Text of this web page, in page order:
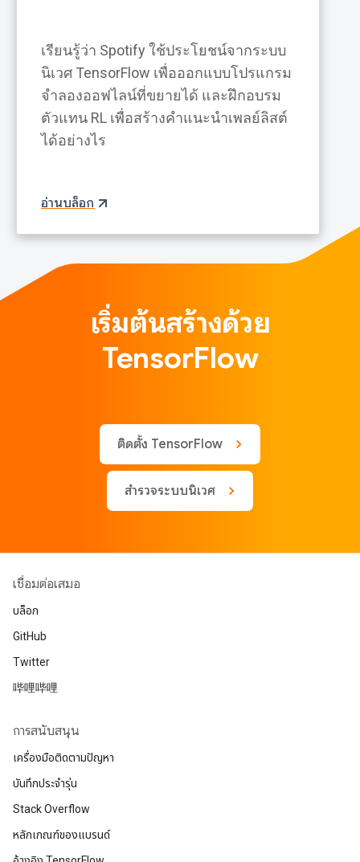
เรียนรู้ว่า Spotify ใช้ประโยชน์จากระบบ
นิเวศ TensorFlow เพื่อออกแบบโปรแกรม
จำลองออฟไลน์ที่ขยายได้ และฝึกอบรม
ตัวแทน RL เพื่อสร้างคำแนะนำเพลย์ลิสต์
ได้อย่างไร
อ่านบล็อก
เริ่มต้นสร้างด้วย
TensorFlow
ติดตั้ง TensorFlow
สำรวจระบบนิเวศ
เชื่อมต่อเสมอ
บล็อก
GitHub
Twitter
哔哩哔哩
การสนับสนุน
เครื่องมือติดตามปัญหา
บันทึกประจำรุ่น
Stack Overflow
หลักเกณฑ์ของแบรนด์